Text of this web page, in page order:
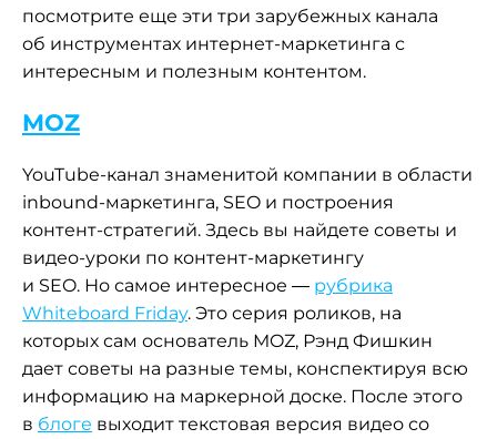
посмотрите еще эти три зарубежных канала
об инструментах интернет-маркетинга с
интересным и полезным контентом.
MOZ
YouTube-канал знаменитой компании в области
inbound-маркетинга, SEO и построения
контент-стратегий. Здесь вы найдете советы и
видео-уроки по контент-маркетингу
и SEO. Но самое интересное — рубрика
Whiteboard Friday. Это серия роликов, на
которых сам основатель MOZ, Рэнд Фишкин
дает советы на разные темы, конспектируя всю
информацию на маркерной доске. После этого
в блоге выходит текстовая версия видео со